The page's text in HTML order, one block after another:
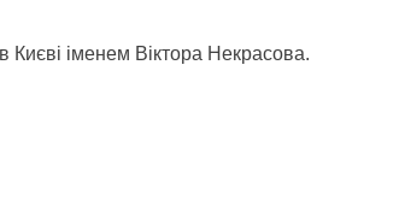
іменем Віктора Некрасова.